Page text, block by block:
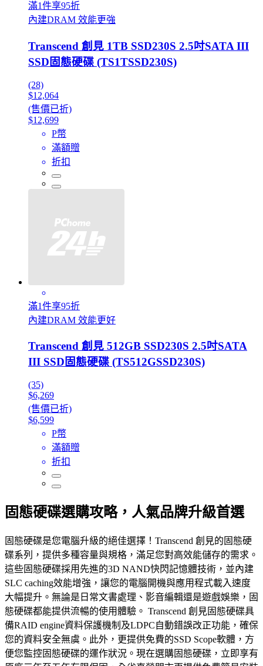
滿1件享95折
內建DRAM 效能更強
Transcend 創見 1TB SSD230S 2.5吋SATA III
SSD固態硬碟 (TS1TSSD230S)
(28)
$12,064
(售價已折)
$12,699
P幣
滿額贈
折扣
滿1件享95折
內建DRAM 效能更好
Transcend 創見 512GB SSD230S 2.5吋SATA
III SSD固態硬碟 (TS512GSSD230S)
(35)
$6,269
(售價已折)
$6,599
P幣
滿額贈
折扣
固態硬碟選購攻略，人氣品牌升級首選
固態硬碟是您電腦升級的絕佳選擇！Transcend 創見的固態硬
碟系列，提供多種容量與規格，滿足您對高效能儲存的需求。
這些固態硬碟採用先進的3D NAND快閃記憶體技術，並內建
SLC caching效能增強，讓您的電腦開機與應用程式載入速度
大幅提升。無論是日常文書處理、影音編輯還是遊戲娛樂，固
態硬碟都能提供流暢的使用體驗。 Transcend 創見固態硬碟具
備RAID engine資料保護機制及LDPC自動錯誤改正功能，確保
您的資料安全無虞。此外，更提供免費的SSD Scope軟體，方
便您監控固態硬碟的運作狀況。現在選購固態硬碟，立即享有